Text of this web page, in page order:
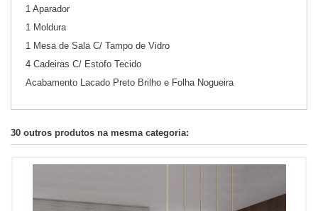
1 Aparador
1 Moldura
1 Mesa de Sala C/ Tampo de Vidro
4 Cadeiras C/ Estofo Tecido
Acabamento Lacado Preto Brilho e Folha Nogueira
30 outros produtos na mesma categoria: